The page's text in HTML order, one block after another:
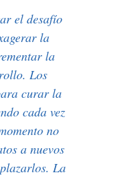
el desafío
la
la
Los
curar la
cada vez
no
a nuevos
La